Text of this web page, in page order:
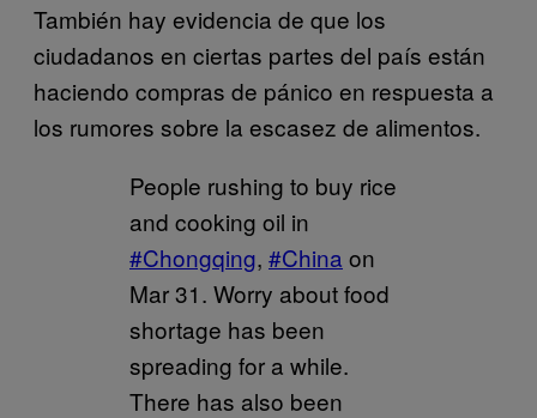
También hay evidencia de que los
ciudadanos en ciertas partes del país están
haciendo compras de pánico en respuesta a
los rumores sobre la escasez de alimentos.
People rushing to buy rice
and cooking oil in
#Chongqing, #China on
Mar 31. Worry about food
shortage has been
spreading for a while.
There has also been